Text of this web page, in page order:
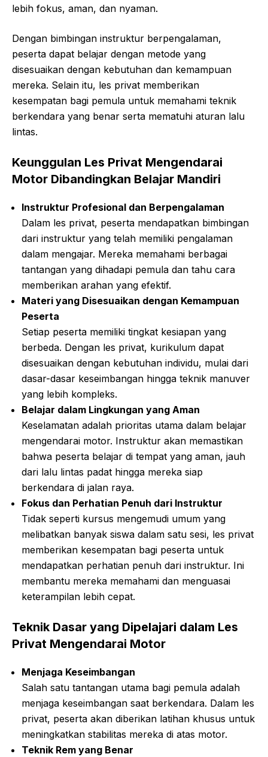
lebih fokus, aman, dan nyaman.
Dengan bimbingan instruktur berpengalaman,
peserta dapat belajar dengan metode yang
disesuaikan dengan kebutuhan dan kemampuan
mereka. Selain itu, les privat memberikan
kesempatan bagi pemula untuk memahami teknik
berkendara yang benar serta mematuhi aturan lalu
lintas.
Keunggulan Les Privat Mengendarai
Motor Dibandingkan Belajar Mandiri
Instruktur Profesional dan Berpengalaman
Dalam les privat, peserta mendapatkan bimbingan
dari instruktur yang telah memiliki pengalaman
dalam mengajar. Mereka memahami berbagai
tantangan yang dihadapi pemula dan tahu cara
memberikan arahan yang efektif.
Materi yang Disesuaikan dengan Kemampuan
Peserta
Setiap peserta memiliki tingkat kesiapan yang
berbeda. Dengan les privat, kurikulum dapat
disesuaikan dengan kebutuhan individu, mulai dari
dasar-dasar keseimbangan hingga teknik manuver
yang lebih kompleks.
Belajar dalam Lingkungan yang Aman
Keselamatan adalah prioritas utama dalam belajar
mengendarai motor. Instruktur akan memastikan
bahwa peserta belajar di tempat yang aman, jauh
dari lalu lintas padat hingga mereka siap
berkendara di jalan raya.
Fokus dan Perhatian Penuh dari Instruktur
Tidak seperti kursus mengemudi umum yang
melibatkan banyak siswa dalam satu sesi, les privat
memberikan kesempatan bagi peserta untuk
mendapatkan perhatian penuh dari instruktur. Ini
membantu mereka memahami dan menguasai
keterampilan lebih cepat.
Teknik Dasar yang Dipelajari dalam Les
Privat Mengendarai Motor
Menjaga Keseimbangan
Salah satu tantangan utama bagi pemula adalah
menjaga keseimbangan saat berkendara. Dalam les
privat, peserta akan diberikan latihan khusus untuk
meningkatkan stabilitas mereka di atas motor.
Teknik Rem yang Benar